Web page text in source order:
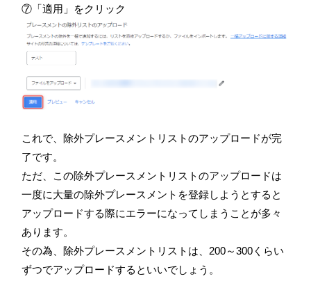
⑦「適用」をクリック
これで、除外プレースメントリストのアップロードが完
了です。
ただ、この除外プレースメントリストのアップロードは
一度に大量の除外プレースメントを登録しようとすると
アップロードする際にエラーになってしまうことが多々
あります。
その為、除外プレースメントリストは、200～300くらい
ずつでアップロードするといいでしょう。